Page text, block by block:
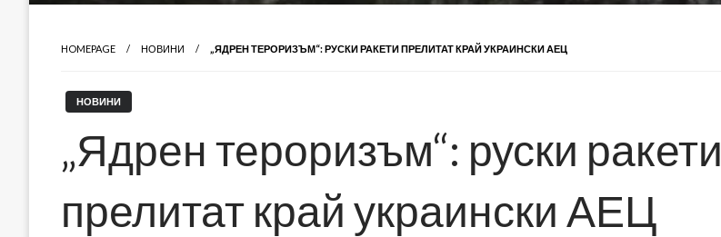
HOMEPAGE НОВИНИ „ЯДРЕН ТЕРОРИЗЪМ“: РУСКИ РАКЕТИ ПРЕЛИТАТ КРАЙ УКРАИНСКИ АЕЦ
НОВИНИ
„Ядрен тероризъм“: руски ракети
прелитат край украински АЕЦ